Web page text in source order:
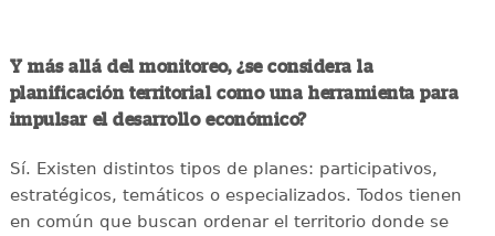
Y más allá del monitoreo, ¿se considera la
planificación territorial como una herramienta para
impulsar el desarrollo económico?
Sí. Existen distintos tipos de planes: participativos,
estratégicos, temáticos o especializados. Todos tienen
en común que buscan ordenar el territorio donde se